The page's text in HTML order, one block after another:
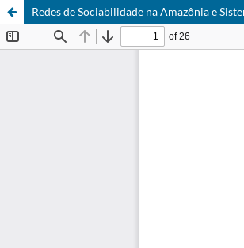
Redes de Sociabilidade na Amazônia e